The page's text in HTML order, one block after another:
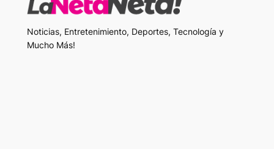
Noticias, Entretenimiento, Deportes, Tecnología y
Mucho Más!